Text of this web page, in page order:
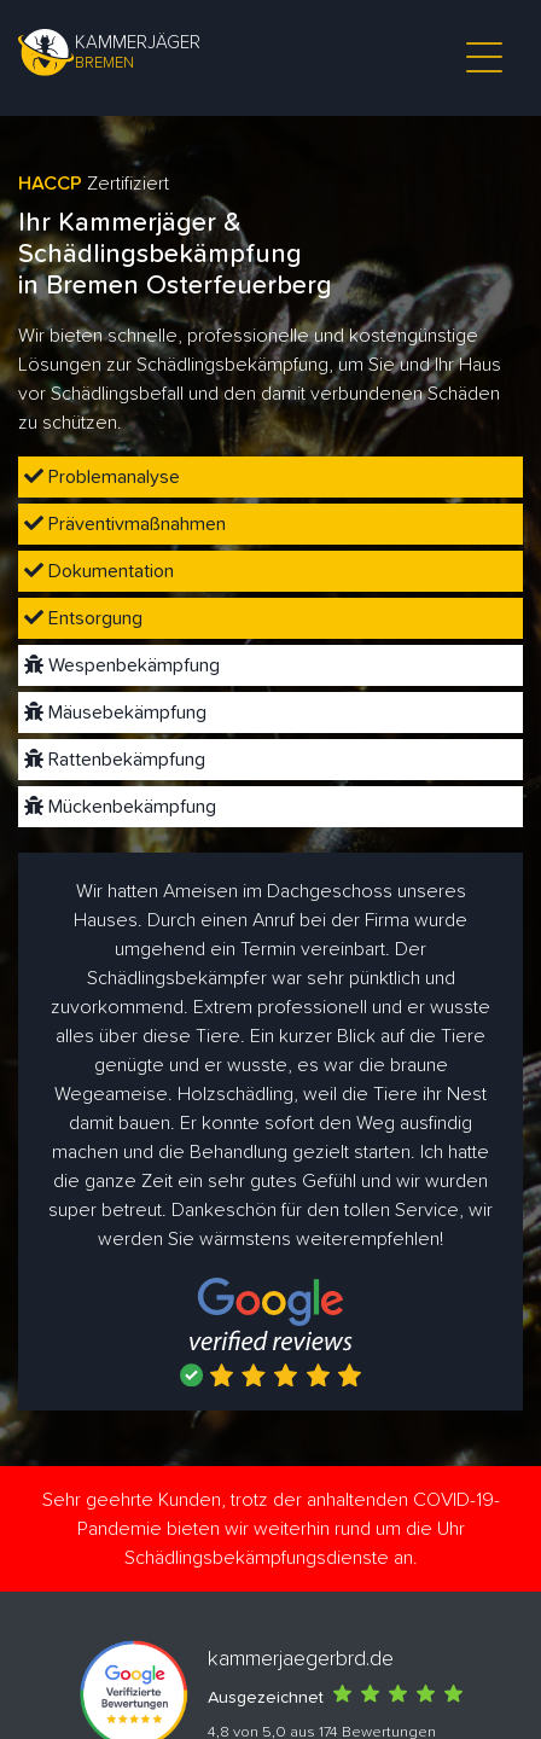
KAMMERJÄGER
BREMEN
HACCP Zertifiziert
Ihr Kammerjäger &
Schädlingsbekämpfung
in Bremen Osterfeuerberg
Wir bieten schnelle, professionelle und kostengünstige
Lösungen zur Schädlingsbekämpfung, um Sie und Ihr Haus
vor Schädlingsbefall und den damit verbundenen Schäden
zu schützen.
Problemanalyse
Präventivmaßnahmen
Dokumentation
Entsorgung
Wespenbekämpfung
Mäusebekämpfung
Rattenbekämpfung
Mückenbekämpfung
Wir hatten Ameisen im Dachgeschoss unseres
Hauses. Durch einen Anruf bei der Firma wurde
umgehend ein Termin vereinbart. Der
Schädlingsbekämpfer war sehr pünktlich und
zuvorkommend. Extrem professionell und er wusste
alles über diese Tiere. Ein kurzer Blick auf die Tiere
genügte und er wusste, es war die braune
Wegeameise. Holzschädling, weil die Tiere ihr Nest
damit bauen. Er konnte sofort den Weg ausfindig
machen und die Behandlung gezielt starten. Ich hatte
die ganze Zeit ein sehr gutes Gefühl und wir wurden
super betreut. Dankeschön für den tollen Service, wir
werden Sie wärmstens weiterempfehlen!
Sehr geehrte Kunden, trotz der anhaltenden COVID-19-
Pandemie bieten wir weiterhin rund um die Uhr
Schädlingsbekämpfungsdienste an.
kammerjaegerbrd.de
Ausgezeichnet
4,8 von 5,0 aus 174 Bewertungen